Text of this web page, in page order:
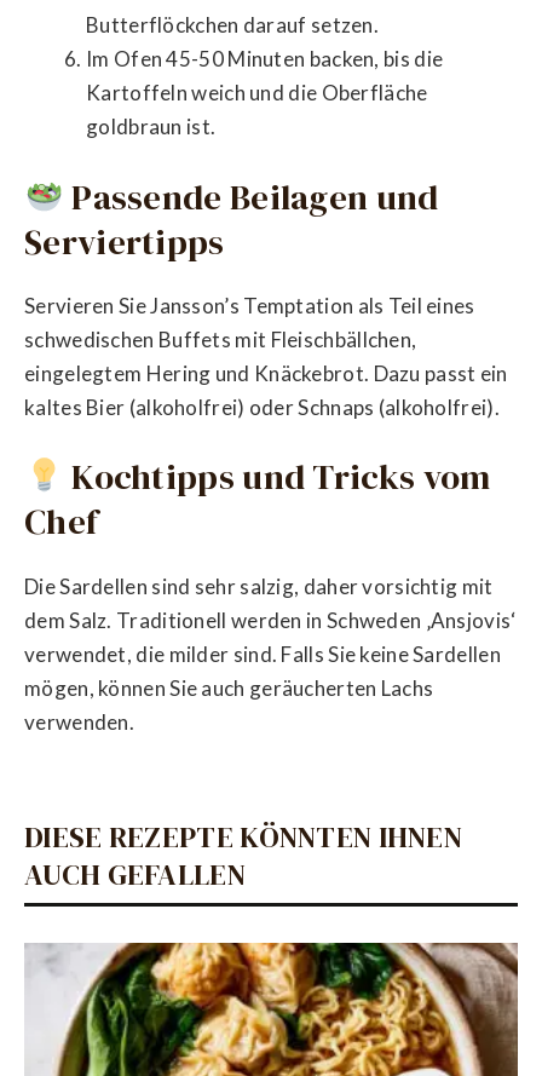
Butterflöckchen darauf setzen.
Im Ofen 45-50 Minuten backen, bis die
Kartoffeln weich und die Oberfläche
goldbraun ist.
Passende Beilagen und
Serviertipps
Servieren Sie Jansson’s Temptation als Teil eines
schwedischen Buffets mit Fleischbällchen,
eingelegtem Hering und Knäckebrot. Dazu passt ein
kaltes Bier (alkoholfrei) oder Schnaps (alkoholfrei).
Kochtipps und Tricks vom
Chef
Die Sardellen sind sehr salzig, daher vorsichtig mit
dem Salz. Traditionell werden in Schweden ‚Ansjovis‘
verwendet, die milder sind. Falls Sie keine Sardellen
mögen, können Sie auch geräucherten Lachs
verwenden.
DIESE REZEPTE KÖNNTEN IHNEN
AUCH GEFALLEN